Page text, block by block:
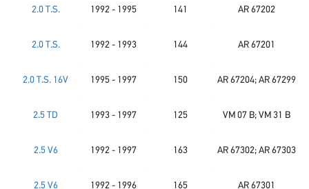
2.0 T.S. 1992 - 1995 141 AR 67202
2.0 T.S. 1992 - 1993 144 AR 67201
2.0 T.S. 16V 1995 - 1997 150 AR 67204; AR 67299
2.5 TD 1993 - 1997 125 VM 07 B; VM 31 B
2.5 V6 1992 - 1997 163 AR 67302; AR 67303
2.5 V6 1992 - 1996 165 AR 67301